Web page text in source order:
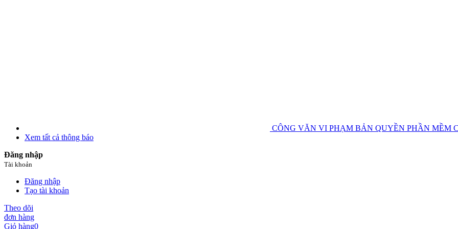
CÔNG VĂN VI PHẠM BẢN QUYỀN PHẦN MỀM
Xem tất cả thông báo
Đăng nhập
Tài khoản
Đăng nhập
Tạo tài khoản
Theo dõi
đơn hàng
Giỏ hàng0